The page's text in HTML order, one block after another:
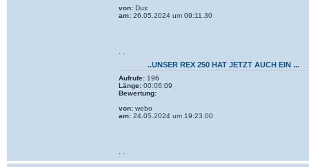
von:Dux
am:26.05.2024 um 09:11.30
· ·
..UNSER REX 250 HAT JETZT AUCH EIN ...
Aufrufe:196
Länge:00:06:09
Bewertung:
von:webo
am:24.05.2024 um 19:23.00
· ·